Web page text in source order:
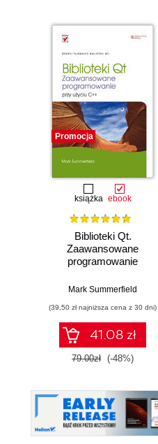
Promocja
książka ebook
Biblioteki Qt.
Zaawansowane
programowanie
Mark Summerfield
(39,50 zł najniższa cena z 30 dni)
41.08 zł
79.00zł (-48%)